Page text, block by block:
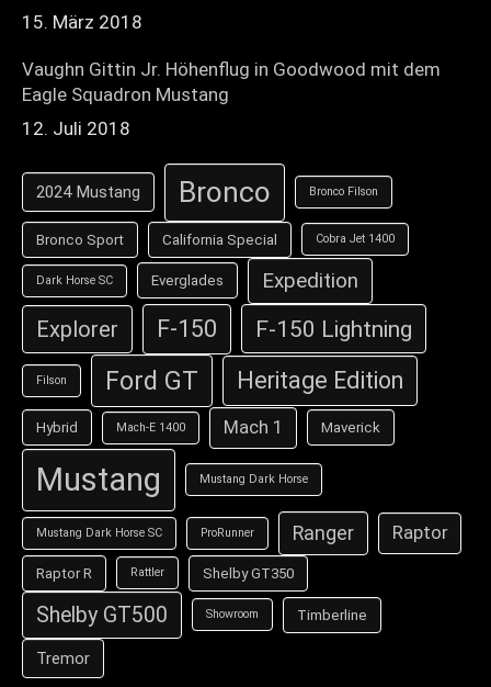
15. März 2018
Vaughn Gittin Jr. Höhenflug in Goodwood mit dem
Eagle Squadron Mustang
12. Juli 2018
2024 Mustang Bronco Bronco Filson
Bronco Sport California Special Cobra Jet 1400
Dark Horse SC Everglades Expedition
Explorer F-150 F-150 Lightning
Filson Ford GT Heritage Edition
Hybrid Mach-E 1400 Mach 1 Maverick
Mustang Mustang Dark Horse
Mustang Dark Horse SC ProRunner Ranger Raptor
Raptor R Rattler Shelby GT350
Shelby GT500 Showroom Timberline
Tremor